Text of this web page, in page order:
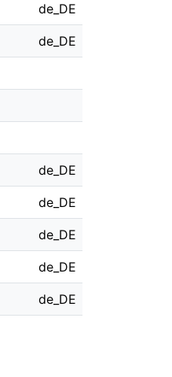
de_DE
de_DE
de_DE
de_DE
de_DE
de_DE
de_DE